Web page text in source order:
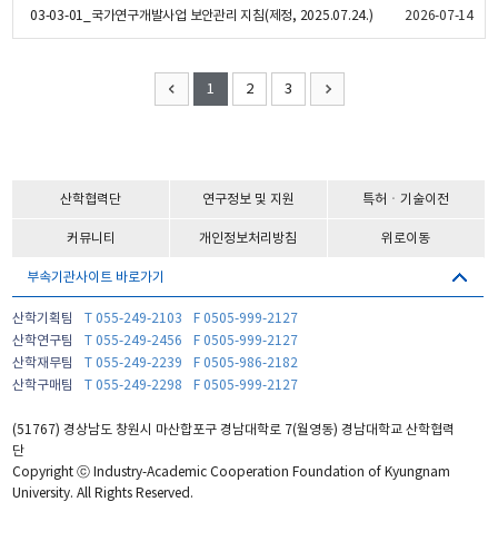
03-03-01_국가연구개발사업 보안관리 지침(제정, 2025.07.24.) 2026-07-14
1 2 3
산학협력단 연구정보 및 지원 특허ㆍ기술이전
커뮤니티 개인정보처리방침 위로이동
부속기관사이트 바로가기
산학기획팀 T 055-249-2103
F 0505-999-2127
산학연구팀
T 055-249-2456
F 0505-999-2127
산학재무팀
T 055-249-2239
F 0505-986-2182
산학구매팀
T 055-249-2298 F 0505-999-2127
(51767) 경상남도 창원시 마산합포구 경남대학로 7(월영동) 경남대학교 산학협력
단
Copyright ⓒ Industry-Academic Cooperation Foundation of Kyungnam
University. All Rights Reserved.